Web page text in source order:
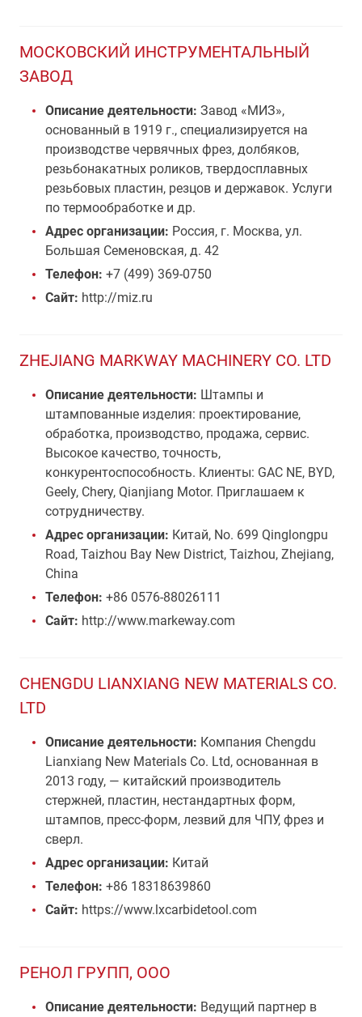
МОСКОВСКИЙ ИНСТРУМЕНТАЛЬНЫЙ
ЗАВОД
Описание деятельности: Завод «МИЗ»,
основанный в 1919 г., специализируется на
производстве червячных фрез, долбяков,
резьбонакатных роликов, твердосплавных
резьбовых пластин, резцов и державок. Услуги
по термообработке и др.
Адрес организации: Россия, г. Москва, ул.
Большая Семеновская, д. 42
Телефон: +7 (499) 369-0750
Сайт: http://miz.ru
ZHEJIANG MARKWAY MACHINERY CO. LTD
Описание деятельности: Штампы и
штампованные изделия: проектирование,
обработка, производство, продажа, сервис.
Высокое качество, точность,
конкурентоспособность. Клиенты: GAC NE, BYD,
Geely, Chery, Qianjiang Motor. Приглашаем к
сотрудничеству.
Адрес организации: Китай, No. 699 Qinglongpu
Road, Taizhou Bay New District, Taizhou, Zhejiang,
China
Телефон: +86 0576-88026111
Сайт: http://www.markeway.com
CHENGDU LIANXIANG NEW MATERIALS CO.
LTD
Описание деятельности: Компания Chengdu
Lianxiang New Materials Co. Ltd, основанная в
2013 году, — китайский производитель
стержней, пластин, нестандартных форм,
штампов, пресс-форм, лезвий для ЧПУ, фрез и
сверл.
Адрес организации: Китай
Телефон: +86 18318639860
Сайт: https://www.lxcarbidetool.com
РЕНОЛ ГРУПП, ООО
Описание деятельности: Ведущий партнер в